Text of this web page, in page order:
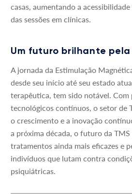
casas, aumentando a
das sessões em clínicas.
Um futuro brilhante
A jornada da Estimulação
desde seu início até seu estado
terapêutica, tem sido notável. Com
tecnológicos contínuos, o setor de
o crescimento e a inovação
a próxima década, o futuro da
tratamentos ainda mais eficazes e
indivíduos que lutam contra
psiquiátricas.